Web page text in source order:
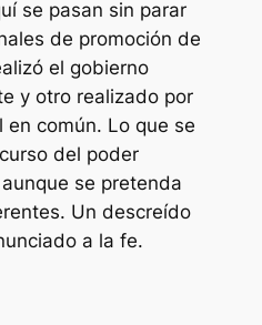
se pasan sin parar
de promoción de
el gobierno
y otro realizado por
común. Lo que se
del poder
se pretenda
Un descreído
a la fe.